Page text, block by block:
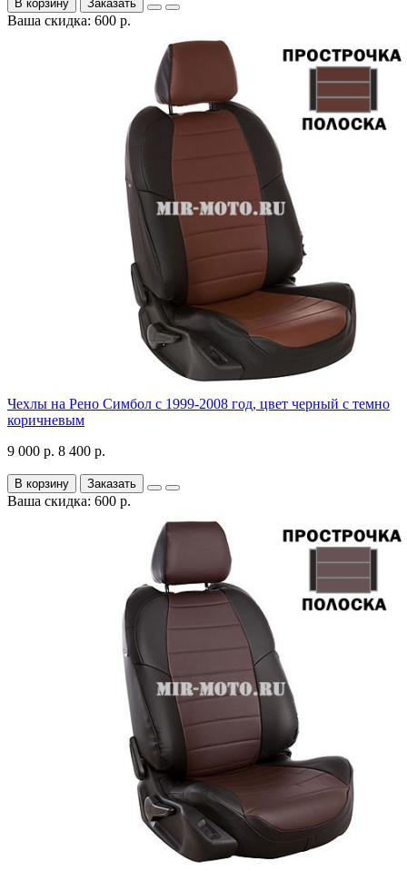
В корзину Заказать
Ваша скидка: 600 р.
Чехлы на Рено Симбол с 1999-2008 год, цвет черный с темно
коричневым
9 000 р. 8 400 р.
В корзину Заказать
Ваша скидка: 600 р.